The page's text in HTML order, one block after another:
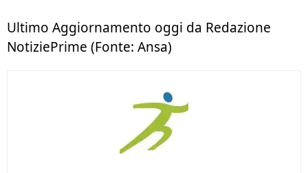
Ultimo Aggiornamento oggi da Redazione
NotiziePrime (Fonte: Ansa)